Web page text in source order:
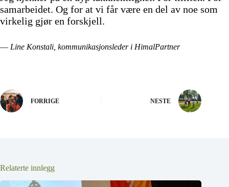
samarbeidet. Og for at vi får være en del av noe som
virkelig gjør en forskjell.
— Line Konstali, kommunikasjonsleder i HimalPartner
FORRIGE NESTE
Relaterte innlegg